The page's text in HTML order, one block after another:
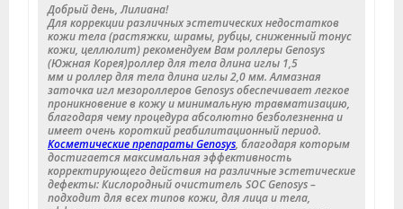
Добрый день, Лилиана!
Для коррекции различных эстетических недостатков
кожи тела (растяжки, шрамы, рубцы, сниженный тонус
кожи, целлюлит) рекомендуем Вам роллеры Genosys
(Южная Корея)роллер для тела длина иглы 1,5
мм и роллер для тела длина иглы 2,0 мм. Алмазная
заточка игл мезороллеров Genosys обеспечивает легкое
проникновение в кожу и минимальную травматизацию,
благодаря чему процедура абсолютно безболезненна и
имеет очень короткий реабилитационный период.
Косметические препараты Genosys, благодаря которым
достигается максимальная эффективность
корректирующего действия на различные эстетические
дефекты: Кислородный очиститель SOC Genosys –
подходит для всех типов кожи, для лица и тела,